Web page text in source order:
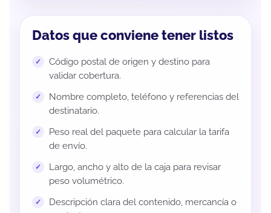
Datos que conviene tener listos
Código postal de origen y destino para
validar cobertura.
Nombre completo, teléfono y referencias del
destinatario.
Peso real del paquete para calcular la tarifa
de envío.
Largo, ancho y alto de la caja para revisar
peso volumétrico.
Descripción clara del contenido, mercancía o